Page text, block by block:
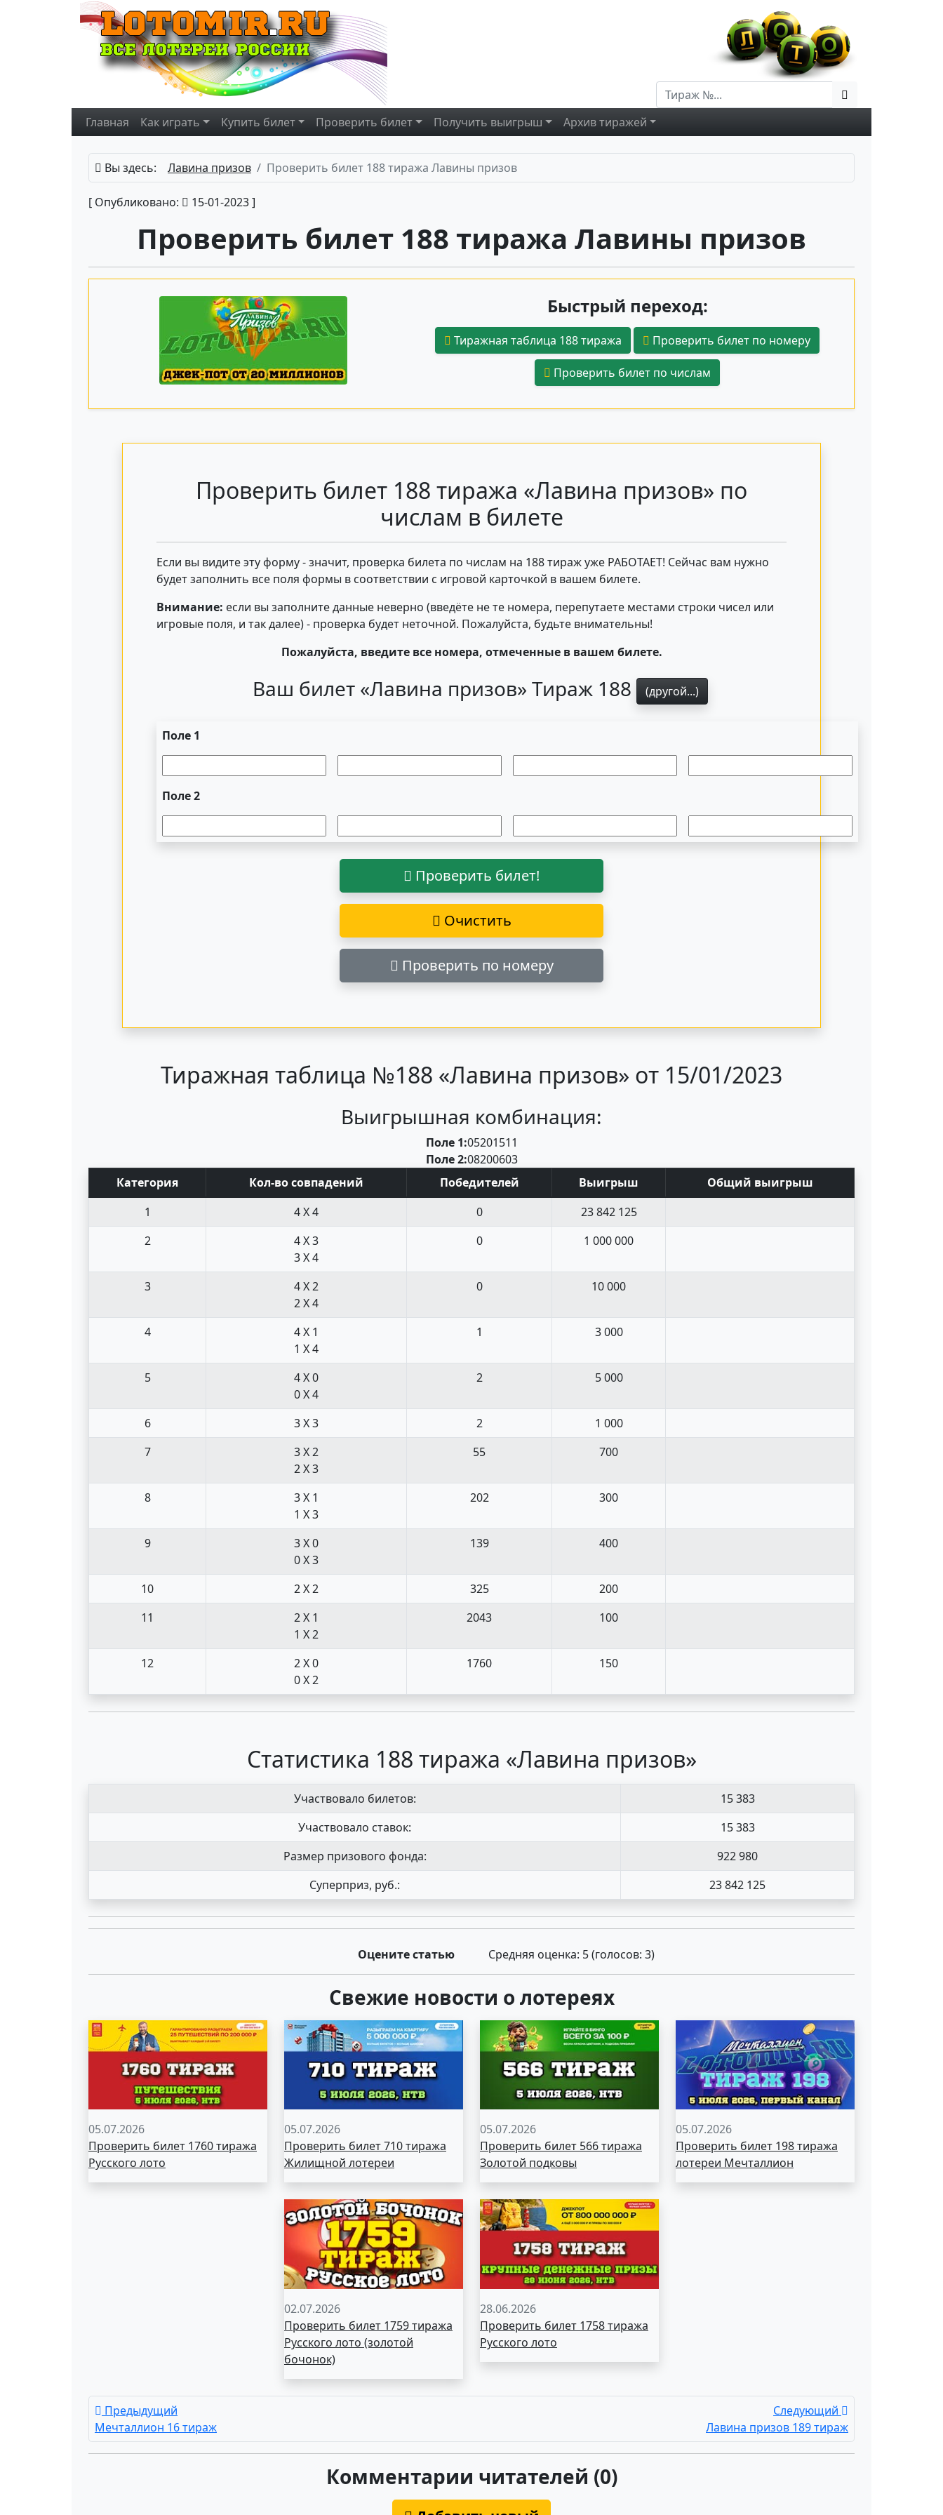
Главная Как играть Купить билет Проверить билет Получить выигрыш Архивтиражей
Вы здесь: Лавина призов Проверить билет 188 тиража Лавины призов
[ Опубликовано: 15-01-2023 ]
Проверить билет 188 тиража Лавины призов
Быстрый переход:
Тиражная таблица 188 тиража Проверить билет по номеру
Проверить билет по числам
Проверить билет 188 тиража «Лавина призов» по
числам в билете
Если вы видите эту форму - значит, проверка билета по числам на 188 тираж уже РАБОТАЕТ! Сейчас вам нужно
будет заполнить все поля формы в соответствии с игровой карточкой в вашем билете.
Внимание: если вы заполните данные неверно (введёте не те номера, перепутаете местами строки чисел или
игровые поля, и так далее) - проверка будет неточной. Пожалуйста, будьте внимательны!
Пожалуйста, введите все номера, отмеченные в вашем билете.
Ваш билет «Лавина призов» Тираж 188 (другой...)
Поле 1
Поле 2
Проверить билет!
Очистить
Проверить по номеру
Тиражная таблица №188 «Лавина призов» от 15/01/2023
Выигрышная комбинация:
Поле 1:05201511
Поле 2:08200603
Категория Кол-во совпадений Победителей Выигрыш
Общий выигрыш
1
4 X 4 0
23 842 125
2
4 X 3
3 X 4
0 1 000 000
3
4 X 2
2 X 4
0 10 000
4
4 X 1
1 X 4
1 3 000
5
4 X 0
0 X 4
2 5 000
6 3 X 3 2
1 000
7
3 X 2
2 X 3
55 700
8
3 X 1
1 X 3
202 300
9
3 X 0
0 X 3
139 400
10 2 X 2 325
200
11
2 X 1
1 X 2
2043 100
12
2 X 0
0 X 2
1760 150
Статистика 188 тиража «Лавина призов»
Участвовало билетов:
15 383
Участвовало ставок:
15 383
Размер призового фонда:
922 980
Суперприз, руб.:
23 842 125
Оцените статью Средняя оценка: 5(голосов: 3)
Свежие новости о лотереях
05.07.2026
Проверить билет 1760 тиража
Русского лото
05.07.2026
Проверить билет 710 тиража
Жилищной лотереи
05.07.2026
Проверить билет 566 тиража
Золотой подковы
05.07.2026
Проверить билет 198 тиража
лотереи Мечталлион
02.07.2026
Проверить билет 1759 тиража
Русского лото (золотой
бочонок)
28.06.2026
Проверить билет 1758 тиража
Русского лото
Предыдущий
Мечталлион 16 тираж
Следующий
Лавина призов 189 тираж
Комментарии читателей (0)